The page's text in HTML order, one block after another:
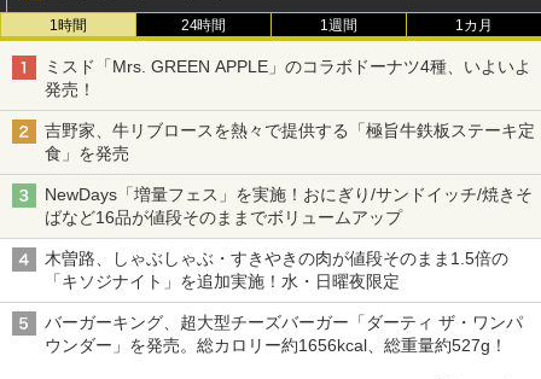
1時間 24時間 1週間 1カ月
ミスド「Mrs. GREEN APPLE」のコラボドーナツ4種、いよいよ
発売！
吉野家、牛リブロースを熱々で提供する「極旨牛鉄板ステーキ定
食」を発売
NewDays「増量フェス」を実施！おにぎり/サンドイッチ/焼きそ
ばなど16品が値段そのままでボリュームアップ
木曽路、しゃぶしゃぶ・すきやきの肉が値段そのまま1.5倍の
「キソジナイト」を追加実施！水・日曜夜限定
バーガーキング、超大型チーズバーガー「ダーティ ザ・ワンパ
ウンダー」を発売。総カロリー約1656kcal、総重量約527g！